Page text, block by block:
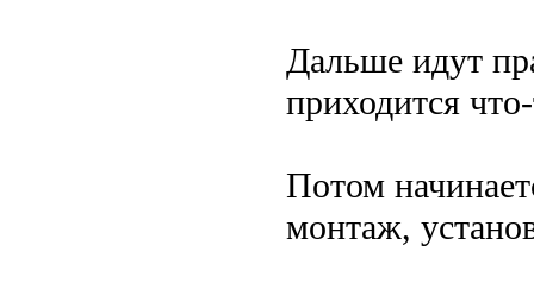
Дальше идут
приходится
Потом
монтаж,